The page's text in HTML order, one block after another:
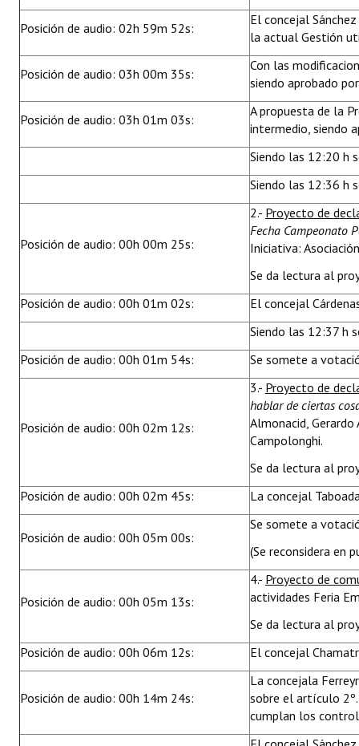
Posición de audio: 02h 59m 52s:
El concejal
la actual Gestión
Posición de audio: 03h 00m 35s:
Con las
siendo aprobado
Posición de audio: 03h 01m 03s:
A propuesta de la
intermedio, siendo
Siendo las 12:20 h
Siendo las 12:36 h
Posición de audio: 00h 00m 25s:
2.- Proyecto de
Fecha Campeonato
Iniciativa:
Se da lectura al
Posición de audio: 00h 01m 02s:
El concejal
Siendo las 12:37 h
Posición de audio: 00h 01m 54s:
Se somete a
Posición de audio: 00h 02m 12s:
3.- Proyecto de
hablar de ciertas
Almonacid, Gerardo
Campolonghi.
Se da lectura al
Posición de audio: 00h 02m 45s:
La concejal
Posición de audio: 00h 05m 00s:
Se somete a
(Se reconsidera en
Posición de audio: 00h 05m 13s:
4.- Proyecto de
actividades Feria
Se da lectura al
Posición de audio: 00h 06m 12s:
El concejal
Posición de audio: 00h 14m 24s:
La concejala
sobre el artículo
cumplan los